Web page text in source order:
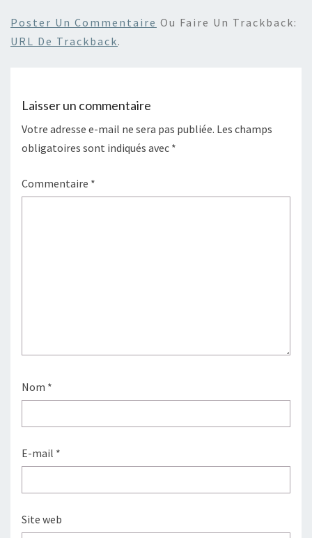
Poster Un Commentaire Ou Faire Un Trackback:
URL De Trackback.
Laisser un commentaire
Votre adresse e-mail ne sera pas publiée. Les champs
obligatoires sont indiqués avec *
Commentaire *
Nom *
E-mail *
Site web